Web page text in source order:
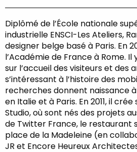
Diplômé de l’École nationale
industrielle ENSCI-Les Ateliers,
designer belge basé à Paris. En
l’Académie de France à Rome.
sur l’accueil des visiteurs et des
s’intéressant à l’histoire des
recherches donnent naissance
en Italie et à Paris. En 2011, il
Studio, où sont nés des projets
de Twitter France, le restaurant
place de la Madeleine (en
JR et Encore Heureux